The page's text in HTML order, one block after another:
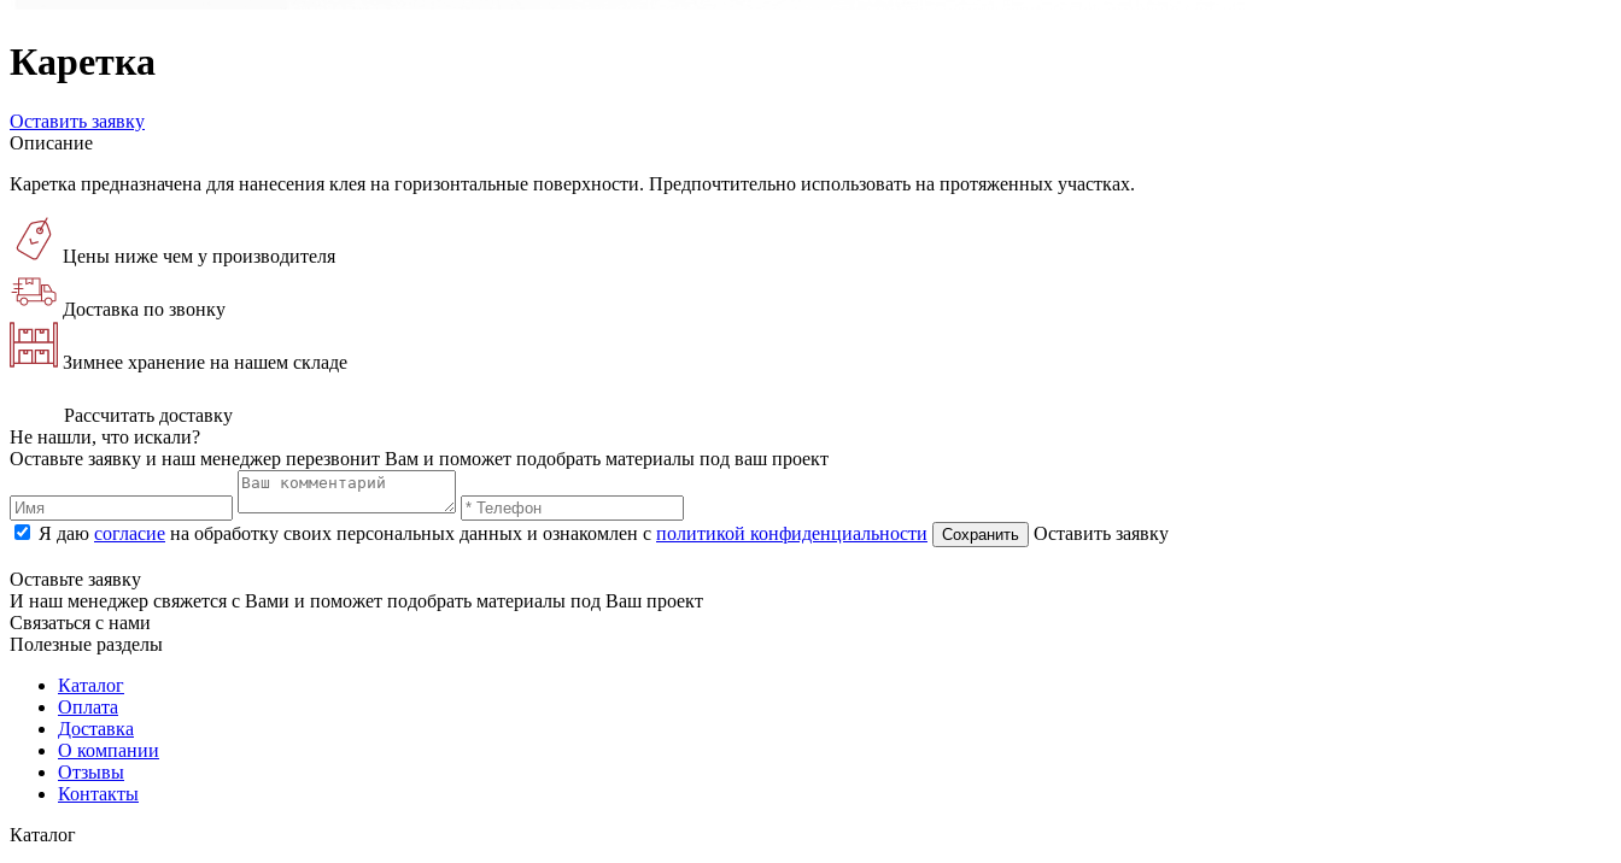
Каретка
Оставить заявку
Описание
Каретка предназначена для нанесения клея на горизонтальные поверхности. Предпочтительно использовать на протяженных участках.
Цены ниже чем у производителя
Доставка по звонку
Зимнее хранение на нашем складе
Рассчитать доставку
Не нашли, что искали?
Оставьте заявку и наш менеджер перезвонит Вам и поможет подобрать материалы под ваш проект
Я даю согласие на обработку своих персональных данных и ознакомлен с политикой конфиденциальности Оставить заявку
Оставьте заявку
И наш менеджер свяжется с Вами и поможет подобрать материалы под Ваш проект
Связаться с нами
Полезные разделы
Каталог
Оплата
Доставка
О компании
Отзывы
Контакты
Каталог